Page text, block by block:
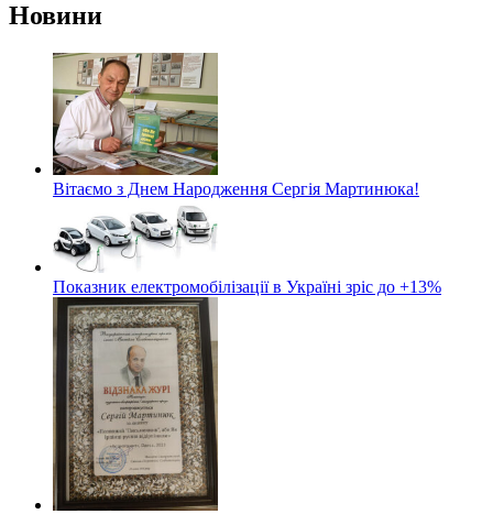
Новини
Вітаємо з Днем Народження Сергія Мартинюка!
Показник електромобілізації в Україні зріс до +13%